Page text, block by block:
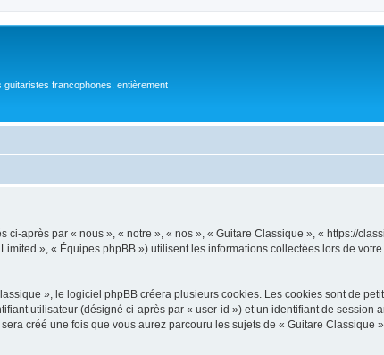
francophones, entièrement
après par « nous », « notre », « nos », « Guitare Classique », « https://
», « Équipes phpBB ») utilisent les informations collectées lors de
», le logiciel phpBB créera plusieurs cookies. Les cookies sont de
utilisateur (désigné ci-après par « user-id ») et un identifiant de session
créé une fois que vous aurez parcouru les sujets de « Guitare Classique